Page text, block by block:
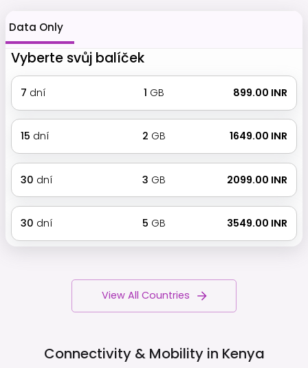
Data Only
Vyberte svůj balíček
7 dní 1 GB ₹ 899.00 INR
15 dní 2 GB ₹ 1649.00 INR
30 dní 3 GB ₹ 2099.00 INR
30 dní 5 GB ₹ 3549.00 INR
View All Countries
Connectivity & Mobility in Kenya